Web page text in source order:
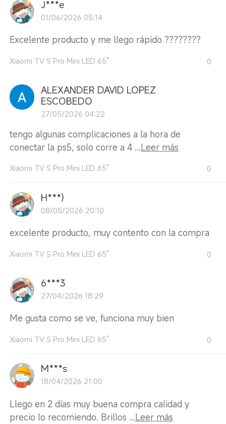
J***e
01/06/2026 05:14
Excelente producto y me llego rápido ????????
Xiaomi TV S Pro Mini LED 65" 0
ALEXANDER DAVID LOPEZ
ESCOBEDO
27/05/2026 04:22
tengo algunas complicaciones a la hora de
conectar la ps5, solo corre a 4 ...Leer más
Xiaomi TV S Pro Mini LED 65" 0
H***)
08/05/2026 20:10
excelente producto, muy contento con la compra
Xiaomi TV S Pro Mini LED 65" 0
6***3
27/04/2026 18:29
Me gusta como se ve, funciona muy bien
Xiaomi TV S Pro Mini LED 65" 0
M***s
18/04/2026 21:00
Llego en 2 días muy buena compra calidad y
precio lo recomiendo. Brillos ...Leer más